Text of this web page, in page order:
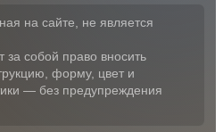
на сайте, не является
за собой право вносить
форму, цвет и
— без предупреждения